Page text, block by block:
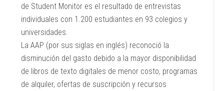
de Student Monitor es el resultado de entrevistas
individuales con 1.200 estudiantes en 93 colegios y
universidades.
La AAP (por sus siglas en inglés) reconoció la
disminución del gasto debido a la mayor disponibilidad
de libros de texto digitales de menor costo, programas
de alquiler, ofertas de suscripción y recursos